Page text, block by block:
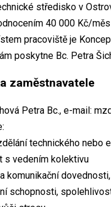
středisko v
40 000 Kč/
pracoviště je
poskytne Bc. Petra
zaměstnavatele
Petra Bc., e-mail:
technického nebo
s vedením kolektivu
komunikační
schopnosti,